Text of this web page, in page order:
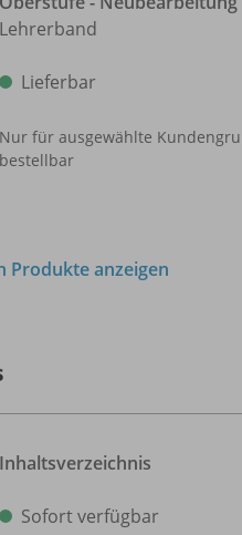
Lehrerband
Lieferbar
Nur für ausgewählte
bestellbar
Produkte anzeigen
Inhaltsverzeichnis
Sofort verfügbar